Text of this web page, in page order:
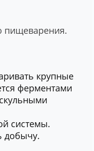
пищеварения.
крупные
ферментами
системы.
добычу.